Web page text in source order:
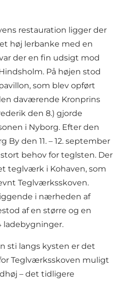
restauration ligger der
høj lerbanke med en
der en fin udsigt mod
På højen stod
som blev opført
daværende Kronprins
den 8.) gjorde
i Nyborg. Efter den
By den 11. – 12. september
behov for teglsten. Der
teglværk i Kohaven, som
Teglværksskoven.
i nærheden af
af en større og en
ladebygninger.
sti langs kysten er det
Teglværksskoven muligt
– det tidligere